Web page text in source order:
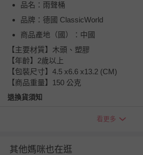
品名：雨聲桶
品牌：德國 ClassicWorld
商品產地（國）：中國
【主要材質】木頭、塑膠
【年齡】2歲以上
【包裝尺寸】4.5 x6.6 x13.2 (CM)
【商品重量】150 公克
退換貨須知
並非試用期，您所退回的商品必須是
看更多
其他媽咪也在逛